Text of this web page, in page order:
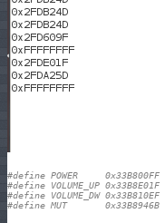
#define POWER     0x33B800FF
#define VOLUME_UP 0x33B8E01F
#define VOLUME_DW 0x33B810EF
#define MUT       0x33B8946B